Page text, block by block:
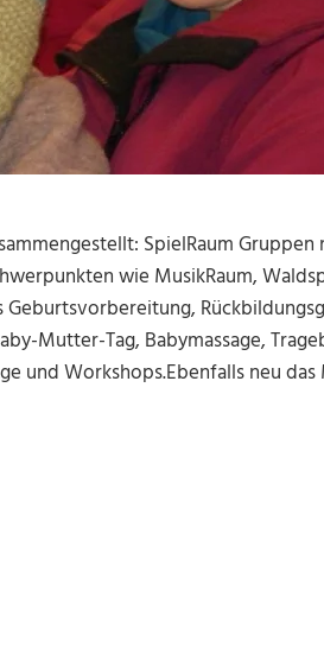
SpielRaum Gruppen
wie MusikRaum,
Mutter-Tag, Babymassage,
und Workshops.Ebenfalls neu das